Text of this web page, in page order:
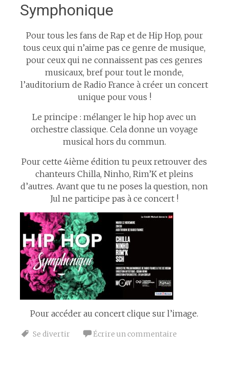
Symphonique
Pour tous les fans de Rap et de Hip Hop, pour
tous ceux qui n’aime pas ce genre de musique,
pour ceux qui ne connaissent pas ces genres
musicaux, bref pour tout le monde,
l’auditorium de Radio France à créer un concert
unique pour vous !
Le principe : mélanger le hip hop avec un
orchestre classique. Cela donne un voyage
musical hors du commun.
Pour cette 4ième édition tu peux retrouver des
chanteurs Chilla, Ninho, Rim’K et pleins
d’autres. Avant que tu ne poses la question, non
Jul ne participe pas à ce concert !
Pour accéder au concert clique sur l’image.
Se divertir Écrire un commentaire